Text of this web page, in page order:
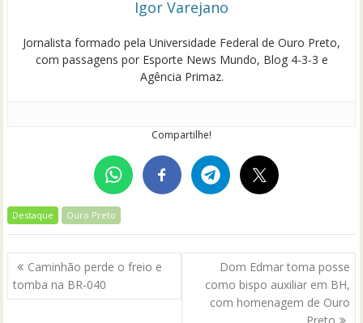
Igor Varejano
Jornalista formado pela Universidade Federal de Ouro Preto,
com passagens por Esporte News Mundo, Blog 4-3-3 e
Agência Primaz.
Compartilhe!
Destaque Ouro Preto
Navegação
de
Post
Caminhão perde o freio e
tomba na BR-040
Dom Edmar toma posse
como bispo auxiliar em BH,
com homenagem de Ouro